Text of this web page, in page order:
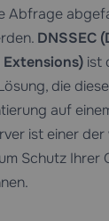
Abfrage
DNSSEC
ist
die
auf
ist einer
Schutz Ihrer